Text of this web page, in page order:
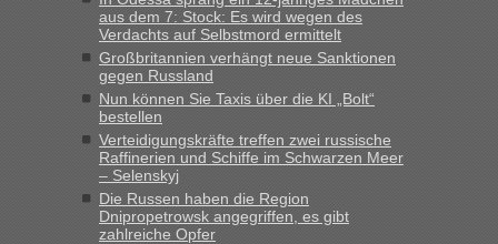
Berichte und Reisetipps • Re: An welchem
Grenzübergang zwischen Polen und der Ukraine
geht es am schnellsten?
„Derzeit, ist es überall sehr voll an den Grenzen Ukraine/
Polen. Zb. Krakovets 100 PKW ca. 10 h Wartezeit. Wollen
Montag rüber, versuchen es sehr früh.“
aus dem 7: Stock: Es wird wegen des
Verdachts auf Selbstmord ermittelt
Großbritannien verhängt neue Sanktionen
gegen Russland
Nun können Sie Taxis über die KI „Bolt“
bestellen
Verteidigungskräfte treffen zwei russische
Raffinerien und Schiffe im Schwarzen Meer
– Selenskyj
Die Russen haben die Region
Dnipropetrowsk angegriffen, es gibt
zahlreiche Opfer